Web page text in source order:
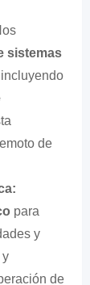
sistemas
incluyendo
de
para
y
y
de